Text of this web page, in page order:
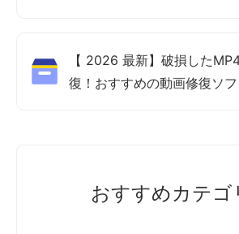
【 2026 最新】破損した
復！おすすめの動画修復ソ
おすすめカテゴ